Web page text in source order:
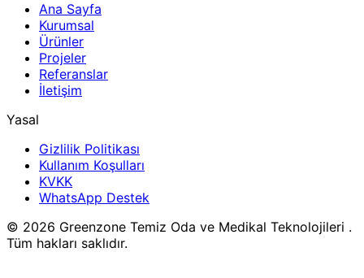
Ana Sayfa
Kurumsal
Ürünler
Projeler
Referanslar
İletişim
Yasal
Gizlilik Politikası
Kullanım Koşulları
KVKK
WhatsApp Destek
© 2026 Greenzone Temiz Oda ve Medikal Teknolojileri .
Tüm hakları saklıdır.